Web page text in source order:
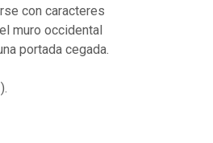
con caracteres
muro occidental
portada cegada.